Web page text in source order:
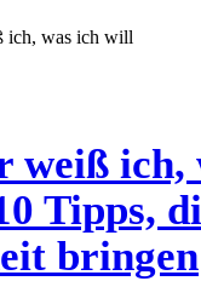
weiß ich,
Tipps,
bringen